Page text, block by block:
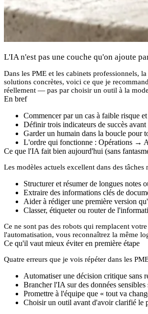
L'IA n'est pas une couche qu'on ajoute
Dans les PME et les cabinets professionnels,
solutions concrètes, voici ce que je
réellement — pas par choisir un outil à la
En bref
Commencer par un cas à faible risque
Définir trois indicateurs de succès
Garder un humain dans la boucle pour
L'ordre qui fonctionne : Opérations
Ce que l'IA fait bien aujourd'hui (sans
Les modèles actuels excellent dans des
Structurer et résumer de longues notes
Extraire des informations clés de
Aider à rédiger une première version
Classer, étiqueter ou router de
Ce ne sont pas des robots qui remplacent
l'automatisation, vous reconnaîtrez la même
Ce qu'il vaut mieux éviter en première étape
Quatre erreurs que je vois répéter dans les
Automatiser une décision critique sans
Brancher l'IA sur des données
Promettre à l'équipe que « tout va
Choisir un outil avant d'avoir clarifié le